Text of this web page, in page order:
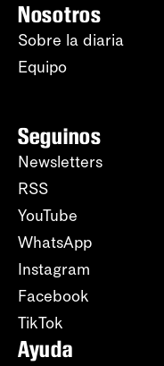
Nosotros
Sobre la diaria
Equipo
Seguinos
Newsletters
RSS
YouTube
WhatsApp
Instagram
Facebook
TikTok
Ayuda